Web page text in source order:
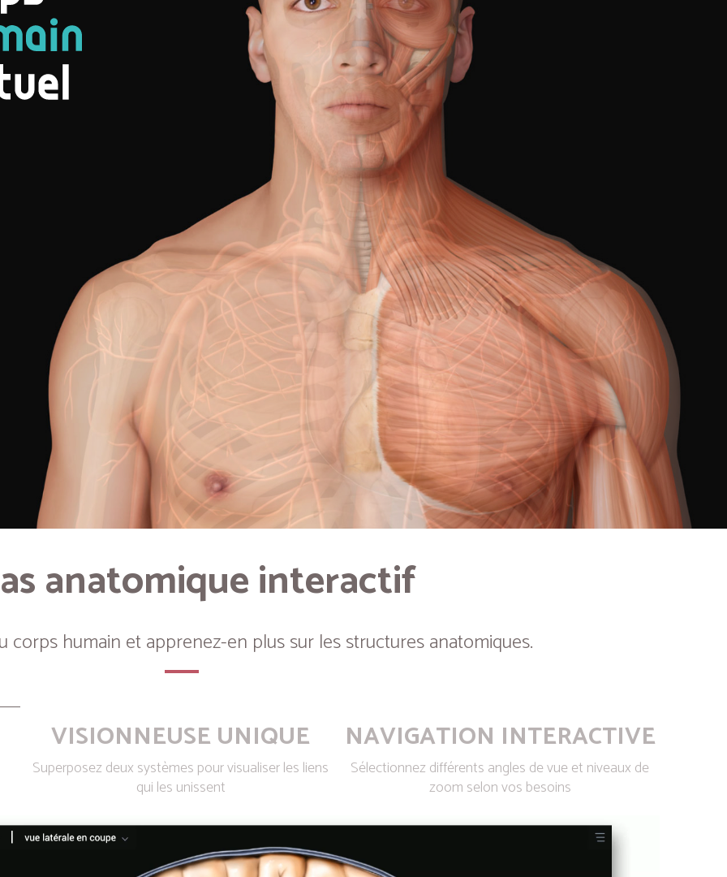
anatomique interactif
corps humain et apprenez-en plus sur les structures anatomiques.
VISIONNEUSE UNIQUE
Superposez deux systèmes pour visualiser les liens
qui les unissent
NAVIGATION INTERACTIVE
Sélectionnez différents angles de vue et niveaux de
zoom selon vos besoins